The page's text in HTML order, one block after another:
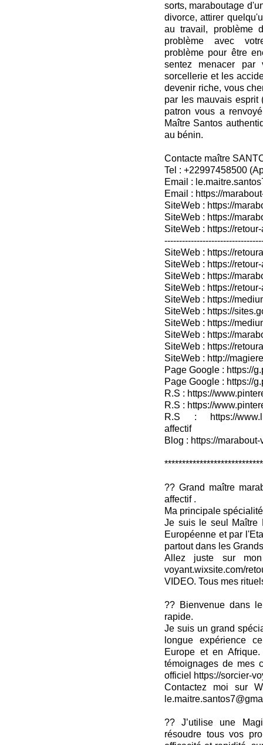
sorts, maraboutage
divorce, attirer
au travail, problème
problème avec
problème pour être
sentez menacer par
sorcellerie et les
devenir riche, vous
par les mauvais esprit
patron vous a
Maître Santos
au bénin.
Contacte maître
Tel : +22997458500
Email :
Email : https://
SiteWeb : https://
SiteWeb : https://
SiteWeb : https://
SiteWeb : https://
SiteWeb : https://
SiteWeb : https://
SiteWeb : https://
SiteWeb : https://
SiteWeb : https://
SiteWeb : https://
SiteWeb : https://
SiteWeb : https://
SiteWeb : http://
Page Google : https://
Page Google : https://
R.S : https://
R.S : https://
R.S : https://
affectif
Blog : https://
?? Grand maître
affectif .
Ma principale
Je suis le seul Maître
Européenne et par
partout dans les
Allez juste sur mon
voyant.wixsite.com/
VIDEO. Tous mes
?? Bienvenue dans
rapide.
Je suis un grand
longue expérience
Europe et en
témoignages de mes
officiel https://sorcier-
Contactez moi sur
?? J’utilise une
résoudre tous vos